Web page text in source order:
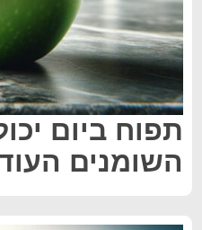
תפוח ביום
השומנים